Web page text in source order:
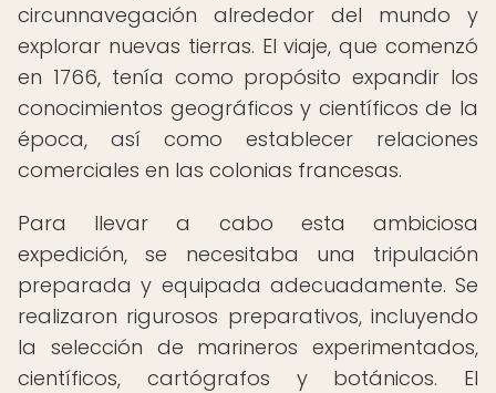
circunnavegación alrededor del mundo y
explorar nuevas tierras. El viaje, que comenzó
en 1766, tenía como propósito expandir los
conocimientos geográficos y científicos de la
época, así como establecer relaciones
comerciales en las colonias francesas.
Para llevar a cabo esta ambiciosa
expedición, se necesitaba una tripulación
preparada y equipada adecuadamente. Se
realizaron rigurosos preparativos, incluyendo
la selección de marineros experimentados,
científicos, cartógrafos y botánicos. El